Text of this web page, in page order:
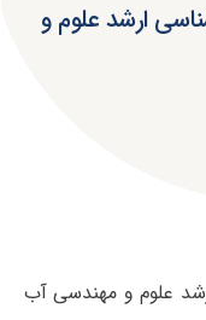
ارشد علوم و
علوم و مهندسی آب